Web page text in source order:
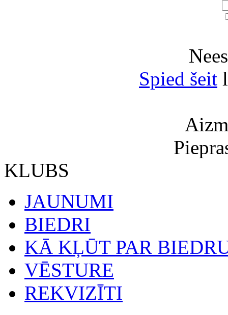
Spied šeit
KLUBS
JAUNUMI
BIEDRI
KĀ KĻŪT PAR
VĒSTURE
REKVIZĪTI